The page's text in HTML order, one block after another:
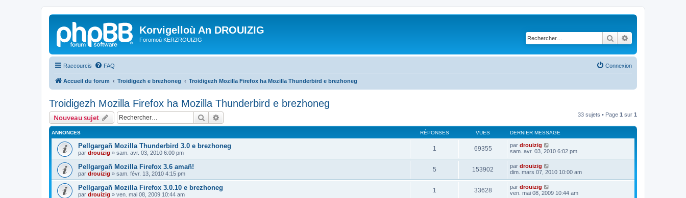
Korvigelloù An DROUIZIG
Foromoù KERZROUIZIG Rechercher
Raccourcis FAQ Connexion
Accueil du forum Troidigezh e brezhoneg Troidigezh Mozilla Firefox ha Mozilla Thunderbird e brezhoneg
Troidigezh Mozilla Firefox ha Mozilla Thunderbird e brezhoneg
Nouveau sujet Rechercher 33 sujets • Page 1 sur 1
ANNONCES RÉPONSES VUES DERNIER MESSAGE
Pellgargañ Mozilla Thunderbird 3.0 e brezhoneg
par drouizig » sam. avr. 03, 2010 6:00 pm
1 69355 par drouizig
sam. avr. 03, 2010 6:02 pm
Pellgargañ Mozilla Firefox 3.6 amañ!
par drouizig » sam. févr. 13, 2010 4:15 pm
5 153902 par drouizig
dim. mars 07, 2010 10:00 am
Pellgargañ Mozilla Firefox 3.0.10 e brezhoneg
par drouizig » ven. mai 08, 2009 10:44 am
1 33628 par drouizig
ven. mai 08, 2009 10:44 am